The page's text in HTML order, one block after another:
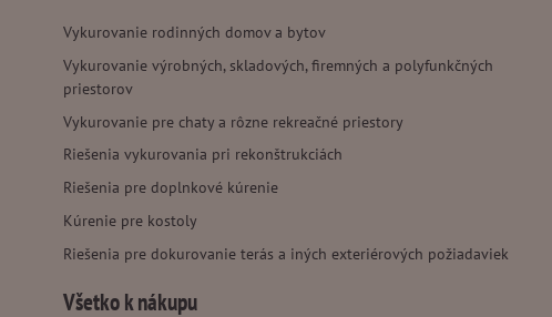
Vykurovanie rodinných domov a bytov
Vykurovanie výrobných, skladových, firemných a polyfunkčných
priestorov
Vykurovanie pre chaty a rôzne rekreačné priestory
Riešenia vykurovania pri rekonštrukciách
Riešenia pre doplnkové kúrenie
Kúrenie pre kostoly
Riešenia pre dokurovanie terás a iných exteriérových požiadaviek
Všetko k nákupu